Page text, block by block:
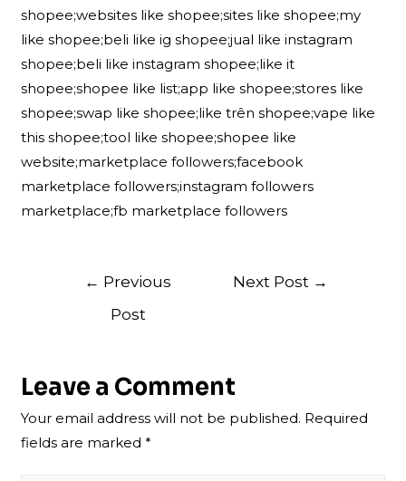
shopee;websites like shopee;sites like shopee;my
like shopee;beli like ig shopee;jual like instagram
shopee;beli like instagram shopee;like it
shopee;shopee like list;app like shopee;stores like
shopee;swap like shopee;like trên shopee;vape like
this shopee;tool like shopee;shopee like
website;marketplace followers;facebook
marketplace followers;instagram followers
marketplace;fb marketplace followers
Post
navigation
← Previous
Post
Next Post →
Leave a Comment
Your email address will not be published. Required
fields are marked*